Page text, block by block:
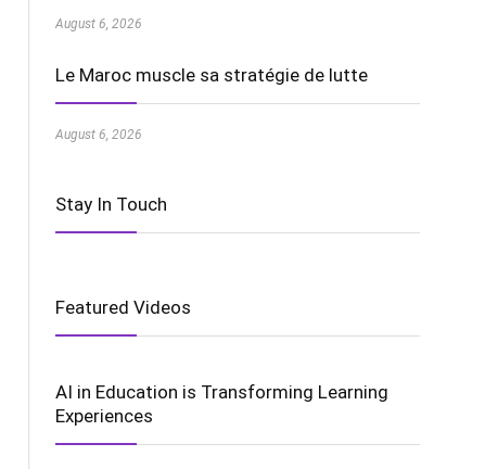
August 6, 2026
Le Maroc muscle sa stratégie de lutte
August 6, 2026
Stay In Touch
Featured Videos
AI in Education is Transforming Learning
Experiences